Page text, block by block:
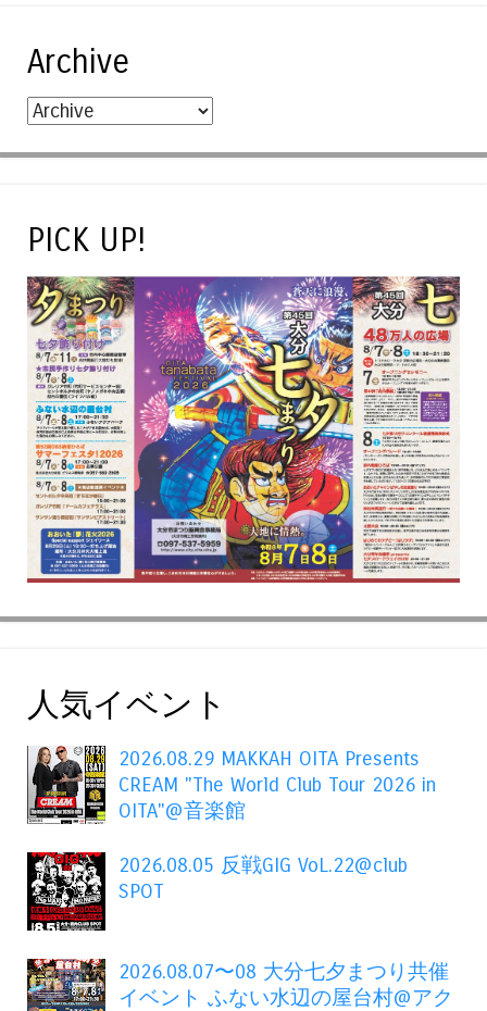
Archive
PICK UP!
人気イベント
2026.08.29 MAKKAH OITA Presents
CREAM "The World Club Tour 2026 in
OITA"@音楽館
2026.08.05 反戦GIG VoL.22@club
SPOT
2026.08.07〜08 大分七夕まつり共催
イベント ふない水辺の屋台村@アク